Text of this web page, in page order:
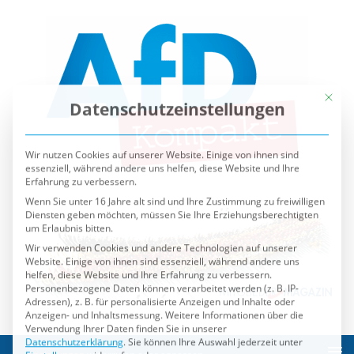
Datenschutzeinstellungen
Wir nutzen Cookies auf unserer Website. Einige von ihnen sind
Erfahrung zu verbessern.
um Erlaubnis bitten.
Wir verwenden Cookies und andere Technologien auf unserer
Website. Einige von ihnen sind essenziell, während andere uns
helfen, diese Website und Ihre Erfahrung zu verbessern.
Personenbezogene Daten können verarbeitet werden (z. B. IP-
Adressen), z. B. für personalisierte Anzeigen und Inhalte oder
Anzeigen- und Inhaltsmessung.
Weitere Informationen über die
Verwendung Ihrer Daten finden Sie in unserer
Datenschutzerklärung.Sie können Ihre Auswahl jederzeit unter
Einstellungen widerrufen oder anpassen.
Es folgt eine Liste der Service-Gruppen, für die eine
Essenziell
Externe Medien